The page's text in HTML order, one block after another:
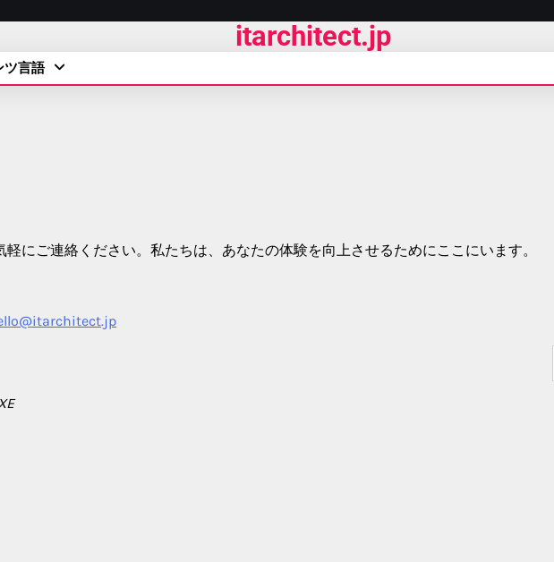
itarchitect.jp
ツ言語
にご連絡ください。私たちは、あなたの体験を向上させるためにここにいます。